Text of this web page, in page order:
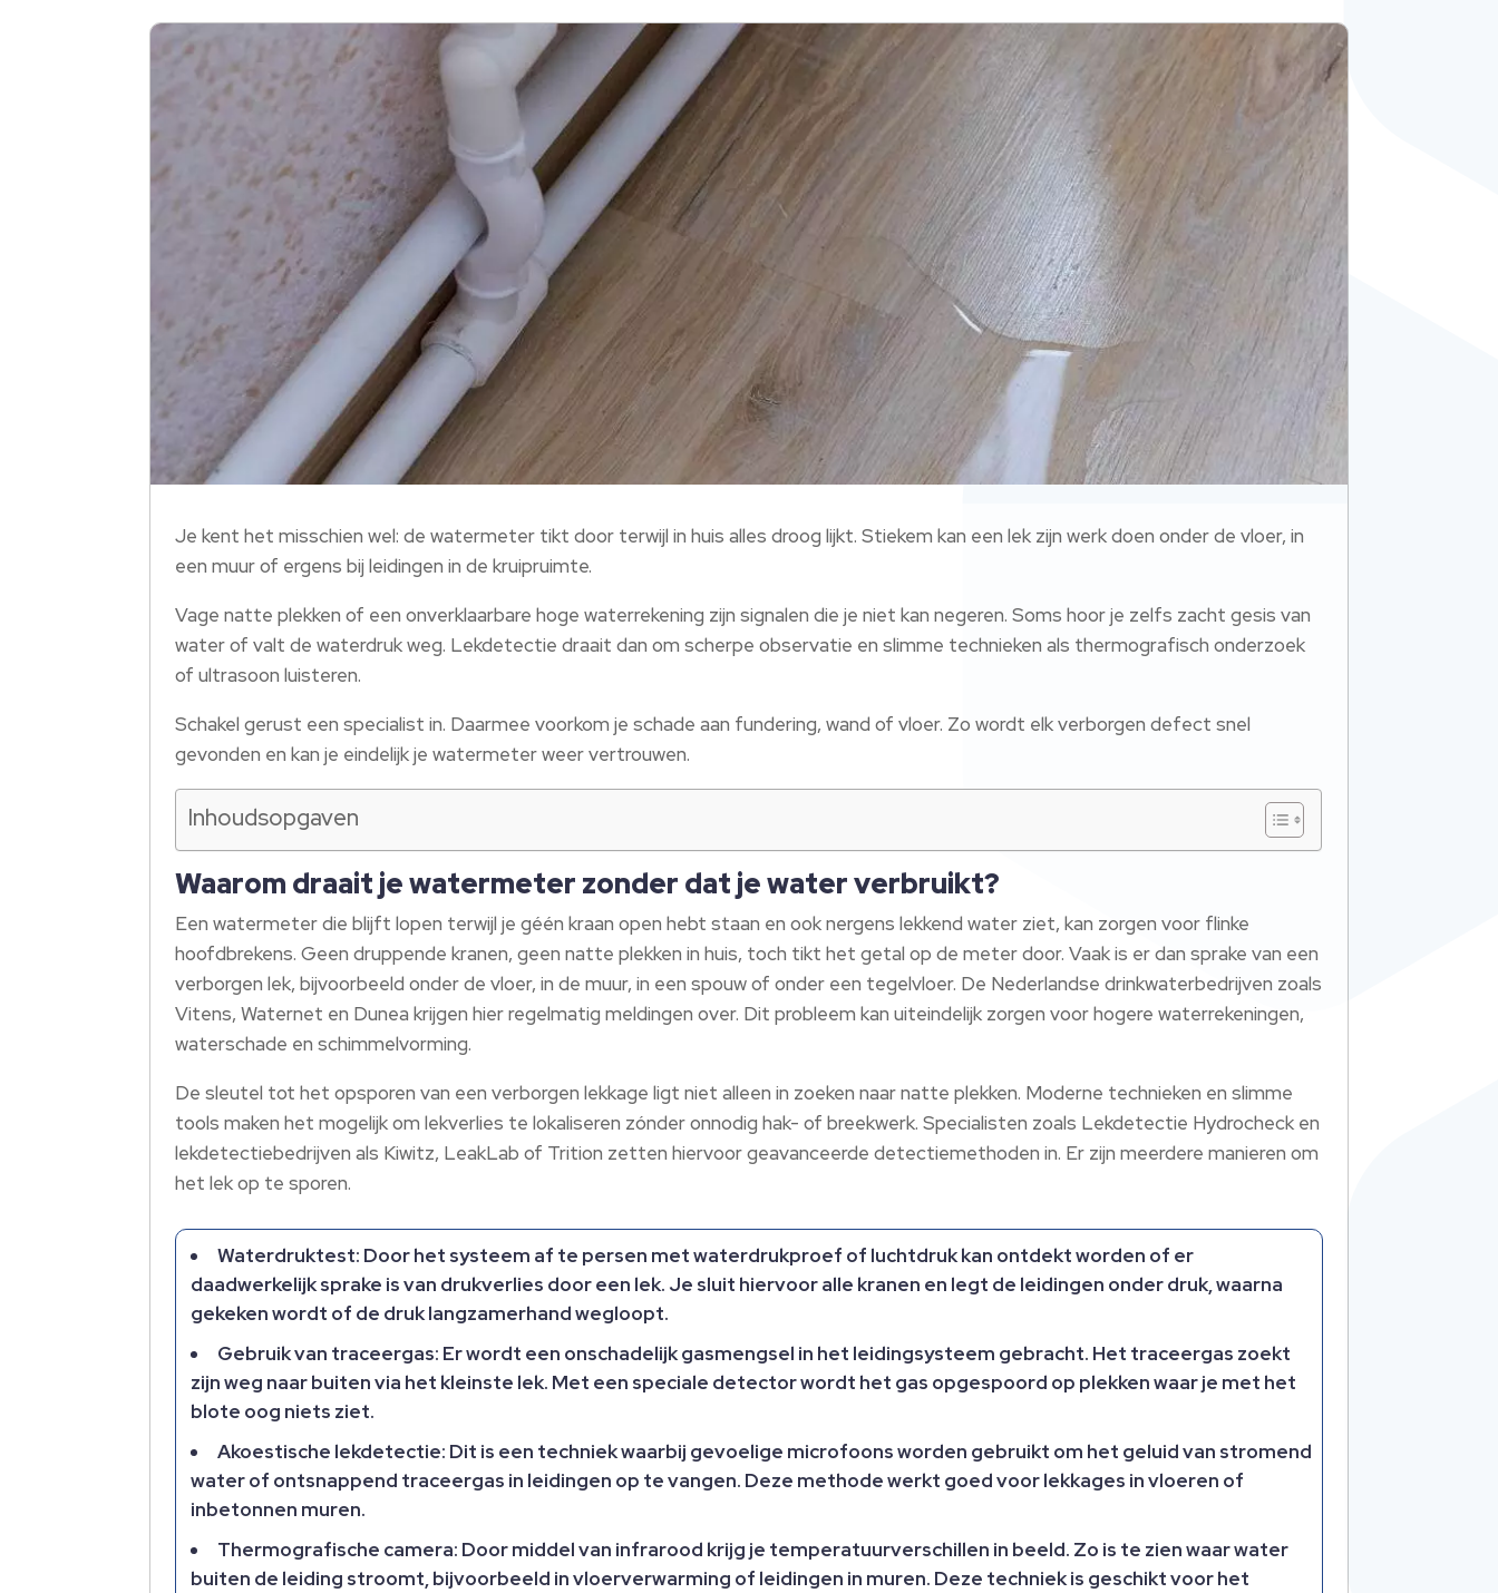
Je kent het misschien wel: de watermeter tikt door terwijl in huis alles droog lijkt. Stiekem kan een lek zijn werk doen onder de vloer, in
een muur of ergens bij leidingen in de kruipruimte.
Vage natte plekken of een onverklaarbare hoge waterrekening zijn signalen die je niet kan negeren. Soms hoor je zelfs zacht gesis van
water of valt de waterdruk weg. Lekdetectie draait dan om scherpe observatie en slimme technieken als thermografisch onderzoek
of ultrasoon luisteren.
Schakel gerust een specialist in. Daarmee voorkom je schade aan fundering, wand of vloer. Zo wordt elk verborgen defect snel
gevonden en kan je eindelijk je watermeter weer vertrouwen.
Inhoudsopgaven
Waarom draait je watermeter zonder dat je water verbruikt?
Een watermeter die blijft lopen terwijl je géén kraan open hebt staan en ook nergens lekkend water ziet, kan zorgen voor flinke
hoofdbrekens. Geen druppende kranen, geen natte plekken in huis, toch tikt het getal op de meter door. Vaak is er dan sprake van een
verborgen lek, bijvoorbeeld onder de vloer, in de muur, in een spouw of onder een tegelvloer. De Nederlandse drinkwaterbedrijven zoals
Vitens, Waternet en Dunea krijgen hier regelmatig meldingen over. Dit probleem kan uiteindelijk zorgen voor hogere waterrekeningen,
waterschade en schimmelvorming.
De sleutel tot het opsporen van een verborgen lekkage ligt niet alleen in zoeken naar natte plekken. Moderne technieken en slimme
tools maken het mogelijk om lekverlies te lokaliseren zónder onnodig hak- of breekwerk. Specialisten zoals Lekdetectie Hydrocheck en
lekdetectiebedrijven als Kiwitz, LeakLab of Trition zetten hiervoor geavanceerde detectiemethoden in. Er zijn meerdere manieren om
het lek op te sporen.
Waterdruktest: Door het systeem af te persen met waterdrukproef of luchtdruk kan ontdekt worden of er
daadwerkelijk sprake is van drukverlies door een lek. Je sluit hiervoor alle kranen en legt de leidingen onder druk, waarna
gekeken wordt of de druk langzamerhand wegloopt.
Gebruik van traceergas: Er wordt een onschadelijk gasmengsel in het leidingsysteem gebracht. Het traceergas zoekt
zijn weg naar buiten via het kleinste lek. Met een speciale detector wordt het gas opgespoord op plekken waar je met het
blote oog niets ziet.
Akoestische lekdetectie: Dit is een techniek waarbij gevoelige microfoons worden gebruikt om het geluid van stromend
water of ontsnappend traceergas in leidingen op te vangen. Deze methode werkt goed voor lekkages in vloeren of
inbetonnen muren.
Thermografische camera: Door middel van infrarood krijg je temperatuurverschillen in beeld. Zo is te zien waar water
buiten de leiding stroomt, bijvoorbeeld in vloerverwarming of leidingen in muren. Deze techniek is geschikt voor het